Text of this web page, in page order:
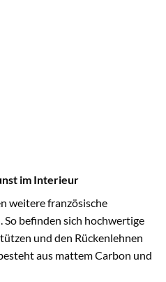
im Interieur
weitere französische
So befinden sich hochwertige
und den Rückenlehnen
aus mattem Carbon und